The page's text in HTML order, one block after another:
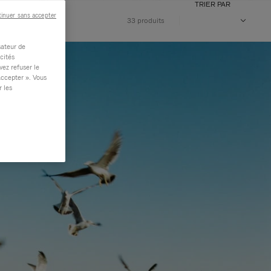
33 produits
TRIER PAR
de
refuser le
». Vous
les
sans accepter